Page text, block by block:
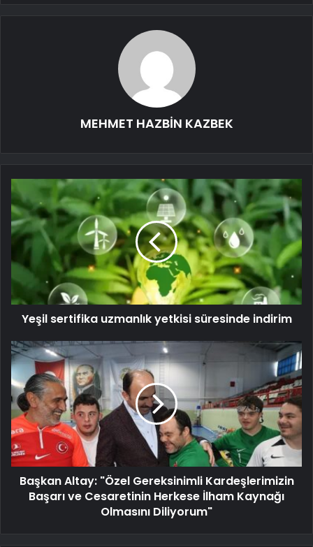
MEHMET HAZBİN KAZBEK
Yeşil sertifika uzmanlık yetkisi süresinde indirim
Başkan Altay: "Özel Gereksinimli Kardeşlerimizin
Başarı ve Cesaretinin Herkese İlham Kaynağı
Olmasını Diliyorum"